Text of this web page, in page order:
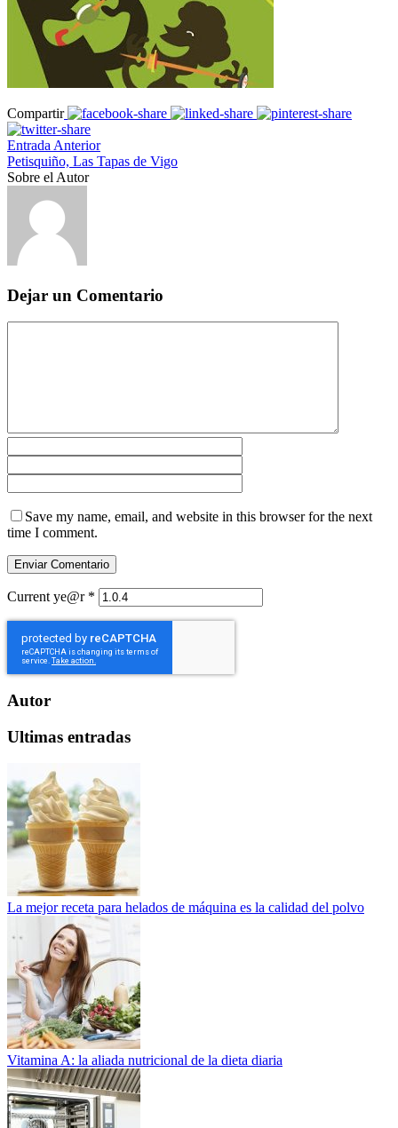
Compartir
Entrada Anterior
Petisquiño, Las Tapas de Vigo
Sobre el Autor
Dejar un Comentario
Save my name, email, and website in this browser for the next
time I comment.
Current ye@r *
Autor
Ultimas entradas
La mejor receta para helados de máquina es la calidad del polvo
Vitamina A: la aliada nutricional de la dieta diaria